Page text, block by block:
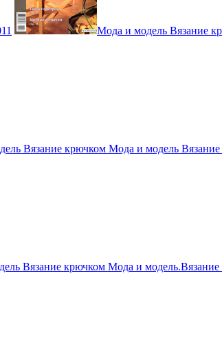
Мода и модель Вязание
Вязание крючком Мода и модель
Вязание крючком Мода и модель.Вязание